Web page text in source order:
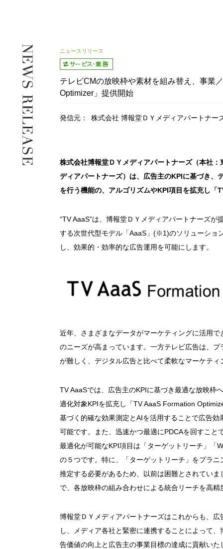
ニュースリリース
テレビCMの放映枠や素材を組み替え、事業
Optimizer」提供開始
発信元： 株式会社 博報堂ＤＹメディアパートナー
株式会社博報堂ＤＹメディアパートナーズ（本社
ディアパートナーズ）は、広告主のKPIに基づき、
を行う機能の、アルゴリズムやKPI項目を拡充し
“TV AaaS”は、博報堂ＤＹメディアパートナーズ
する次世代型モデル「AaaS」(※1)のソリューショ
し、効果的・効率的な広告運用を可能にします。
近年、さまざまなデータがマーケティングに活用
のニーズが高まっています。一方テレビ広告は、
が難しく、デジタル広告と比べて柔軟なマーケテ
TV AaaSでは、広告主のKPIに基づき最適な放映枠
適化対象KPIを拡充し「TV AaaS Formation
基づく的確な効果測定とAIを活用することで広告
可能です。また、迅速かつ最適にPDCAを回すこと
最適化が可能なKPI項目は「ターゲットリーチ」「
の５つです。特に、「ターゲットリーチ」をプラ
推定する必要があるため、以前は困難とされてい
で、各放映枠の組み合わせによる統合リーチを高
博報堂ＤＹメディアパートナーズはこれからも、
し、メディア各社と緊密に連携することによって
告価値の向上と広告主の事業目標の達成に貢献いた